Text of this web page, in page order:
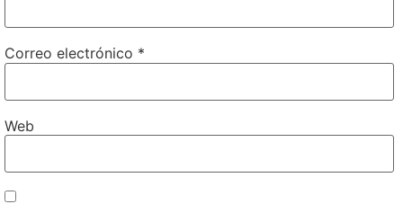
Correo electrónico *
Web